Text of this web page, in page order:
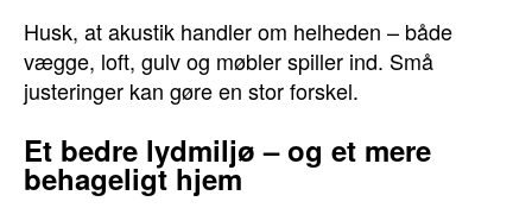
Husk, at akustik handler om helheden – både
vægge, loft, gulv og møbler spiller ind. Små
justeringer kan gøre en stor forskel.
Et bedre lydmiljø – og et mere
behageligt hjem